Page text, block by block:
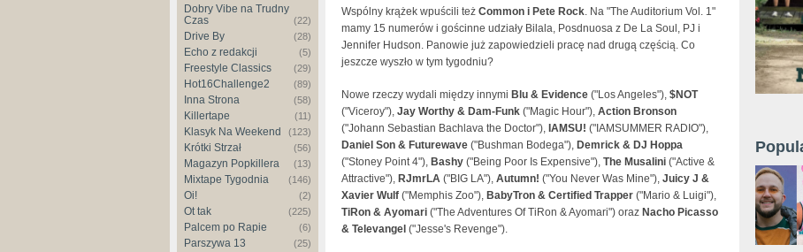
Dobry Vibe na Trudny
Czas
(22)
Drive By (28)
Echo z redakcji (5)
Freestyle Classics (29)
Hot16Challenge2 (89)
Inna Strona (58)
Killertape (11)
Klasyk Na Weekend (123)
Krótki Strzał (56)
Magazyn Popkillera (13)
Mixtape Tygodnia (146)
Oi! (2)
Ot tak (225)
Palcem po Rapie (6)
Parszywa 13 (25)
Wspólny krążek wpuścili też Common i Pete Rock. Na "The Auditorium Vol. 1"
mamy 15 numerów i gościnne udziały Bilala, Posdnuosa z De La Soul, PJ i
Jennifer Hudson. Panowie już zapowiedzieli pracę nad drugą częścią. Co
jeszcze wyszło w tym tygodniu?
Nowe rzeczy wydali między innymi Blu & Evidence ("Los Angeles"), $NOT
("Viceroy"), Jay Worthy & Dam-Funk ("Magic Hour"), Action Bronson
("Johann Sebastian Bachlava the Doctor"), IAMSU! ("IAMSUMMER RADIO"),
Daniel Son & Futurewave ("Bushman Bodega"), Demrick & DJ Hoppa
("Stoney Point 4"), Bashy ("Being Poor Is Expensive"), The Musalini ("Active &
Attractive"), RJmrLA ("BIG LA"), Autumn! ("You Never Was Mine"), Juicy J &
Xavier Wulf ("Memphis Zoo"), BabyTron & Certified Trapper ("Mario & Luigi"),
TiRon & Ayomari ("The Adventures Of TiRon & Ayomari") oraz Nacho Picasso
& Televangel ("Jesse's Revenge").